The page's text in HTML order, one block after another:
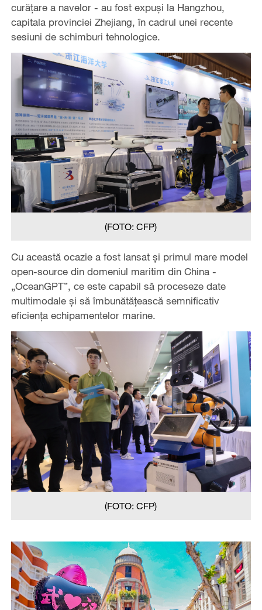
curățare a navelor - au fost expuși la Hangzhou,
capitala provinciei Zhejiang, în cadrul unei recente
sesiuni de schimburi tehnologice.
(FOTO: CFP)
Cu această ocazie a fost lansat și primul mare model
open-source din domeniul maritim din China -
„OceanGPT”, ce este capabil să proceseze date
multimodale și să îmbunătățească semnificativ
eficiența echipamentelor marine.
(FOTO: CFP)